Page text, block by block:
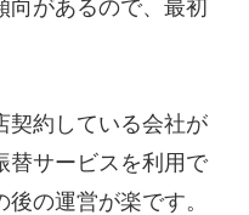
向があるので、最初
契約している会社が
替サービスを利用で
の運営が楽です。